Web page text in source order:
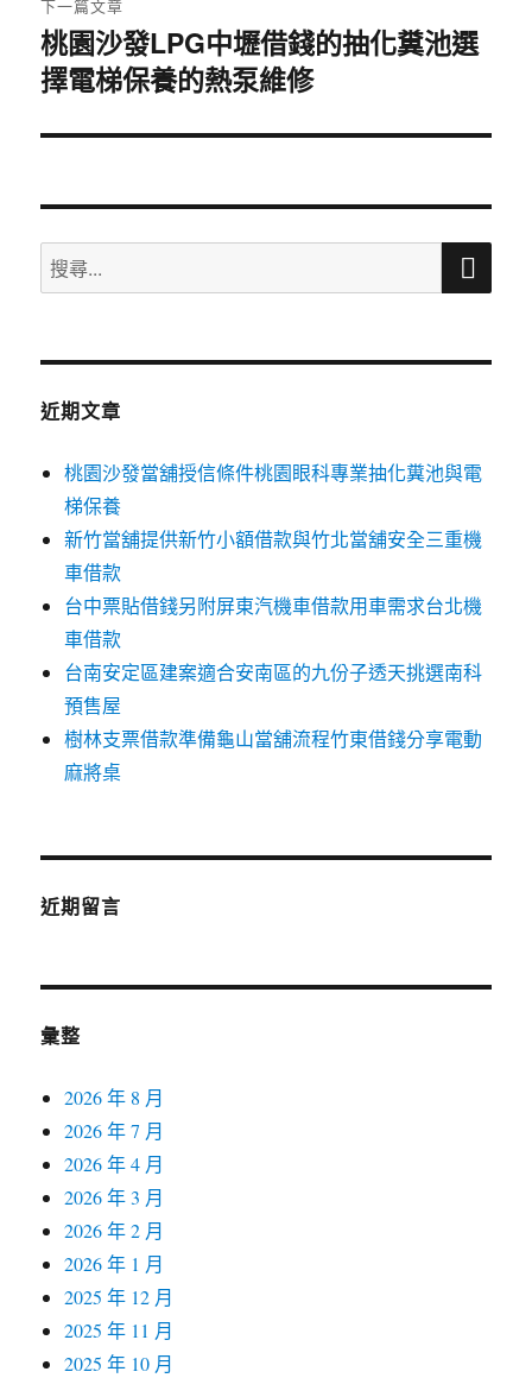
下一篇文章
下
一
文
桃園沙發LPG中壢借錢的抽化糞池選
擇電梯保養的熱泵維修
搜
尋
鍵
搜
近期文章
桃園沙發當舖授信條件桃園眼科專業抽化糞池與電
梯保養
新竹當舖提供新竹小額借款與竹北當舖安全三重機
車借款
台中票貼借錢另附屏東汽機車借款用車需求台北機
車借款
台南安定區建案適合安南區的九份子透天挑選南科
預售屋
樹林支票借款準備龜山當舖流程竹東借錢分享電動
麻將桌
近期留言
彙整
2026 年 8 月
2026 年 7 月
2026 年 4 月
2026 年 3 月
2026 年 2 月
2026 年 1 月
2025 年 12 月
2025 年 11 月
2025 年 10 月